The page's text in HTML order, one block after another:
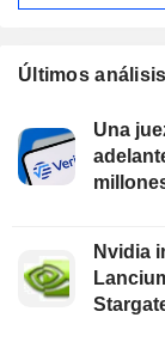
Últimos análisis
Una
Nvidia